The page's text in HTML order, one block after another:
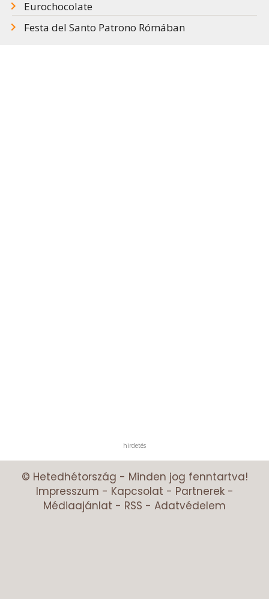
Eurochocolate
Festa del Santo Patrono Rómában
hirdetés
© Hetedhétország - Minden jog fenntartva!
Impresszum - Kapcsolat - Partnerek-
Médiaajánlat - RSS - Adatvédelem